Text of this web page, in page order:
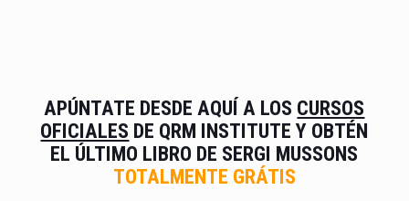
APÚNTATE DESDE AQUÍ A LOS CURSOS
OFICIALES DE QRM INSTITUTE Y OBTÉN
EL ÚLTIMO LIBRO DE SERGI MUSSONS
TOTALMENTE GRÁTIS